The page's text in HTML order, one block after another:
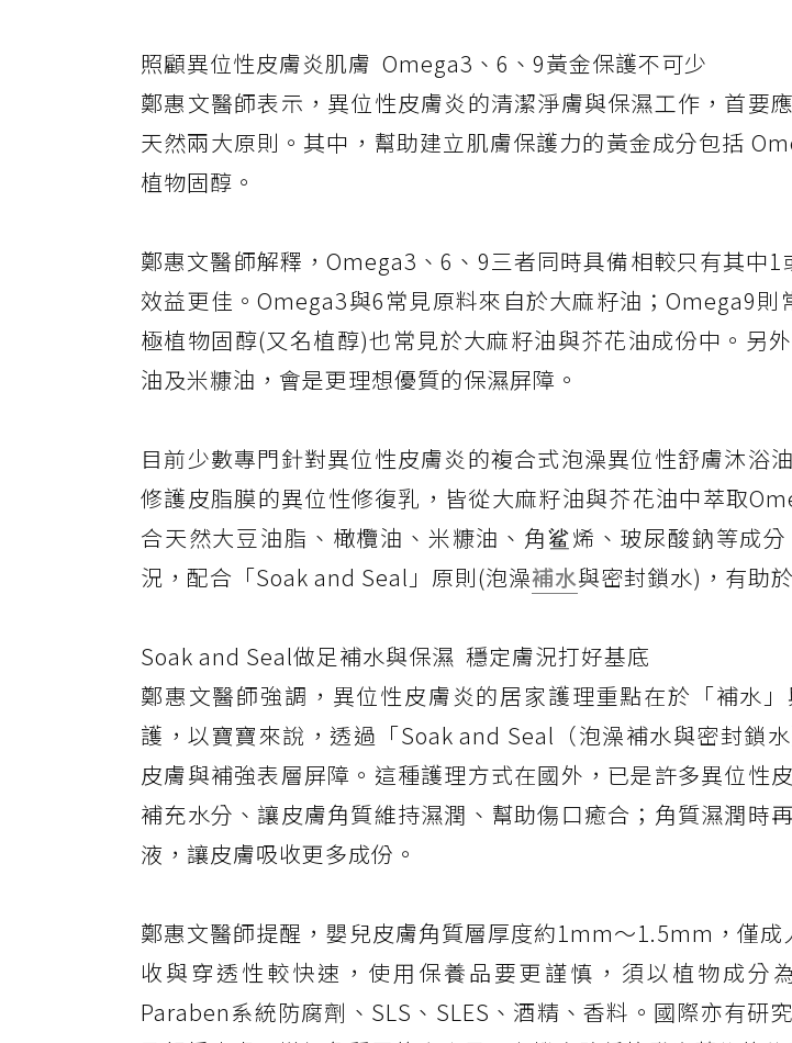
照顧異位性皮膚炎肌膚 Omega3、6、9黃金保護不可少
鄭惠文醫師表示，異位性皮膚炎的清潔淨膚與保濕工作，首要
天然兩大原則。其中，幫助建立肌膚保護力的黃金成分包括
植物固醇。
鄭惠文醫師解釋，Omega3、6、9三者同時具備相較只有其中
效益更佳。Omega3與6常見原料來自於大麻籽油；Omega9則
極植物固醇(又名植醇)也常見於大麻籽油與芥花油成份中。另
油及米糠油，會是更理想優質的保濕屏障。
目前少數專門針對異位性皮膚炎的複合式泡澡異位性舒膚沐浴
修護皮脂膜的異位性修復乳，皆從大麻籽油與芥花油中萃取
合天然大豆油脂、橄欖油、米糠油、角鲨烯、玻尿酸鈉等成
況，配合「Soak and Seal」原則(泡澡補水與密封鎖水)，有助
Soak and Seal做足補水與保濕 穩定膚況打好基底
鄭惠文醫師強調，異位性皮膚炎的居家護理重點在於「補水
護，以寶寶來說，透過「Soak and Seal（泡澡補水與密封鎖
皮膚與補強表層屏障。這種護理方式在國外，已是許多異位性
補充水分、讓皮膚角質維持濕潤、幫助傷口癒合；角質濕潤時
液，讓皮膚吸收更多成份。
鄭惠文醫師提醒，嬰兒皮膚角質層厚度約1mm～1.5mm，僅
收與穿透性較快速，使用保養品要更謹慎，須以植物成分
Paraben系統防腐劑、SLS、SLES、酒精、香料。國際亦有研